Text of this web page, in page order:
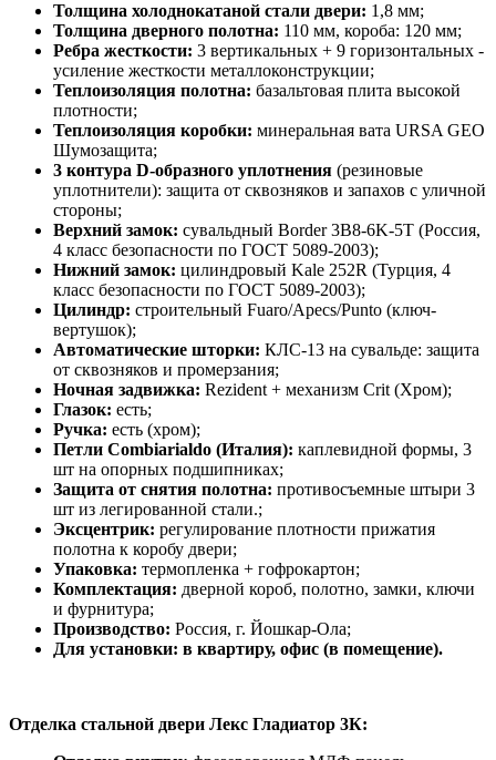
Толщина холоднокатаной стали двери: 1,8 мм;
Толщина дверного полотна: 110 мм, короба: 120 мм;
Ребра жесткости: 3 вертикальных + 9 горизонтальных -
усиление жесткости металлоконструкции;
Теплоизоляция полотна: базальтовая плита высокой
плотности;
Теплоизоляция коробки: минеральная вата URSA GEO
Шумозащита;
3 контура D-образного уплотнения (резиновые
уплотнители): защита от сквозняков и запахов с уличной
стороны;
Верхний замок: сувальдный Border 3B8-6K-5Т (Россия,
4 класс безопасности по ГОСТ 5089-2003);
Нижний замок: цилиндровый Kale 252R (Турция, 4
класс безопасности по ГОСТ 5089-2003);
Цилиндр: строительный Fuaro/Apecs/Punto (ключ-
вертушок);
Автоматические шторки: КЛС-13 на сувальде: защита
от сквозняков и промерзания;
Ночная задвижка: Rezident + механизм Crit (Хром);
Глазок: есть;
Ручка: есть (хром);
Петли Combiarialdo (Италия): каплевидной формы, 3
шт на опорных подшипниках;
Защита от снятия полотна: противосъемные штыри 3
шт из легированной стали.;
Эксцентрик: регулирование плотности прижатия
полотна к коробу двери;
Упаковка: термопленка + гофрокартон;
Комплектация: дверной короб, полотно, замки, ключи
и фурнитура;
Производство: Россия, г. Йошкар-Ола;
Для установки: в квартиру, офис (в помещение).
Отделка стальной двери Лекс Гладиатор 3К: